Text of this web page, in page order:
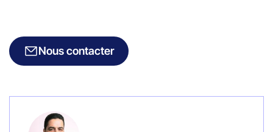
Nous contacter